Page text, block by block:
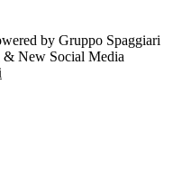
by Gruppo Spaggiari
& New Social Media